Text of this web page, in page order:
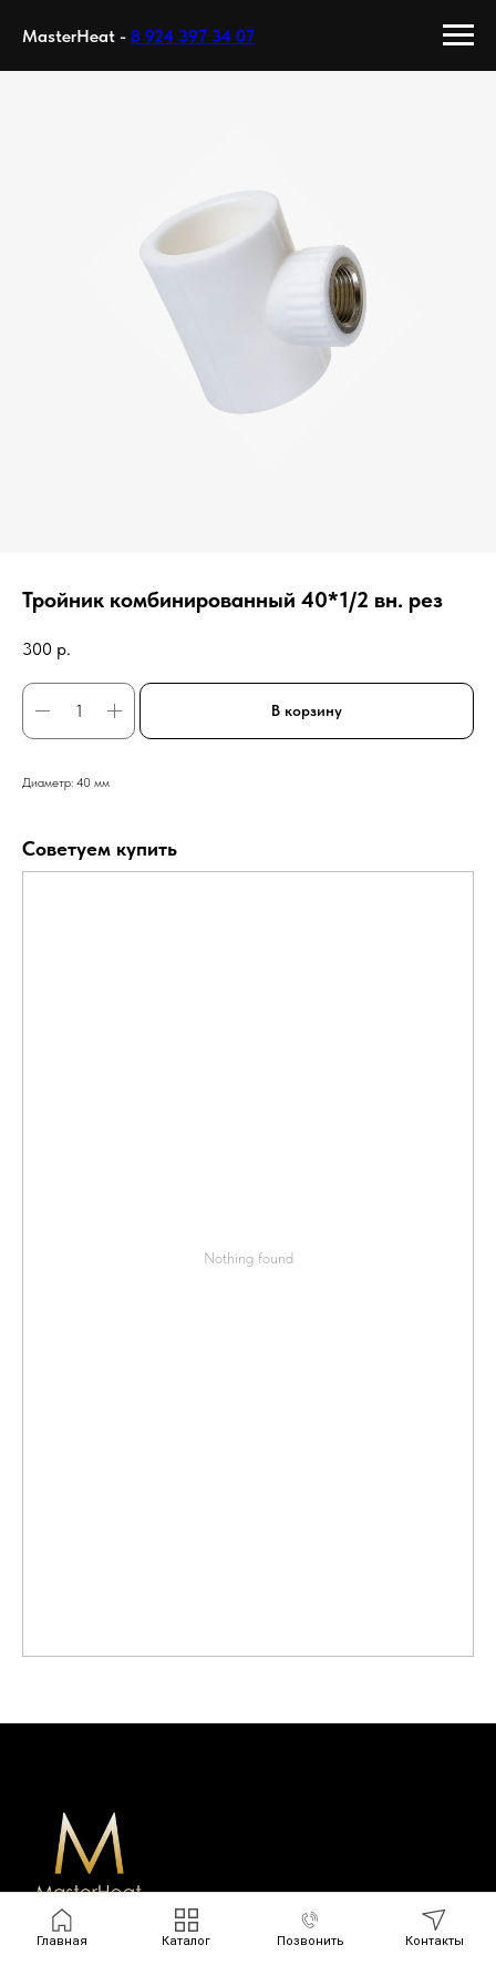
MasterHeat - 8 924 397 34 07
Главная Каталог Позвонить Контакты
Тройник комбинированный 40*1/2 вн. рез
300 р.
В корзину
Диаметр: 40 мм
Советуем купить
Nothing found